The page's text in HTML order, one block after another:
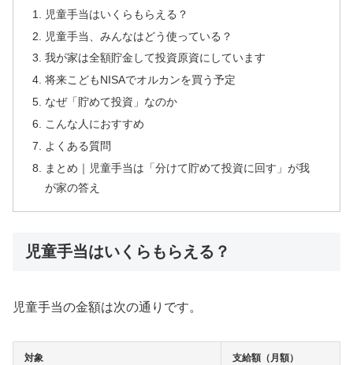
児童手当はいくらもらえる？
児童手当、みんなはどう使っている？
我が家は全額貯金して投資原資にしています
将来こどもNISAでオルカンを買う予定
なぜ「貯めて投資」なのか
こんな人におすすめ
よくある質問
まとめ｜児童手当は「分けて貯めて投資に回す」が我
が家の答え
児童手当はいくらもらえる？
児童手当の金額は次の通りです。
対象 支給額（月額）